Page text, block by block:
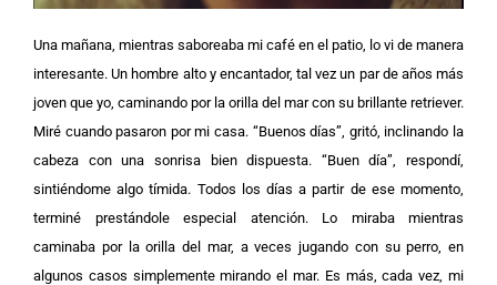
Una mañana, mientras saboreaba mi café en el patio, lo vi de manera
interesante. Un hombre alto y encantador, tal vez un par de años más
joven que yo, caminando por la orilla del mar con su brillante retriever.
Miré cuando pasaron por mi casa. “Buenos días”, gritó, inclinando la
cabeza con una sonrisa bien dispuesta. “Buen día”, respondí,
sintiéndome algo tímida. Todos los días a partir de ese momento,
terminé prestándole especial atención. Lo miraba mientras
caminaba por la orilla del mar, a veces jugando con su perro, en
algunos casos simplemente mirando el mar. Es más, cada vez, mi